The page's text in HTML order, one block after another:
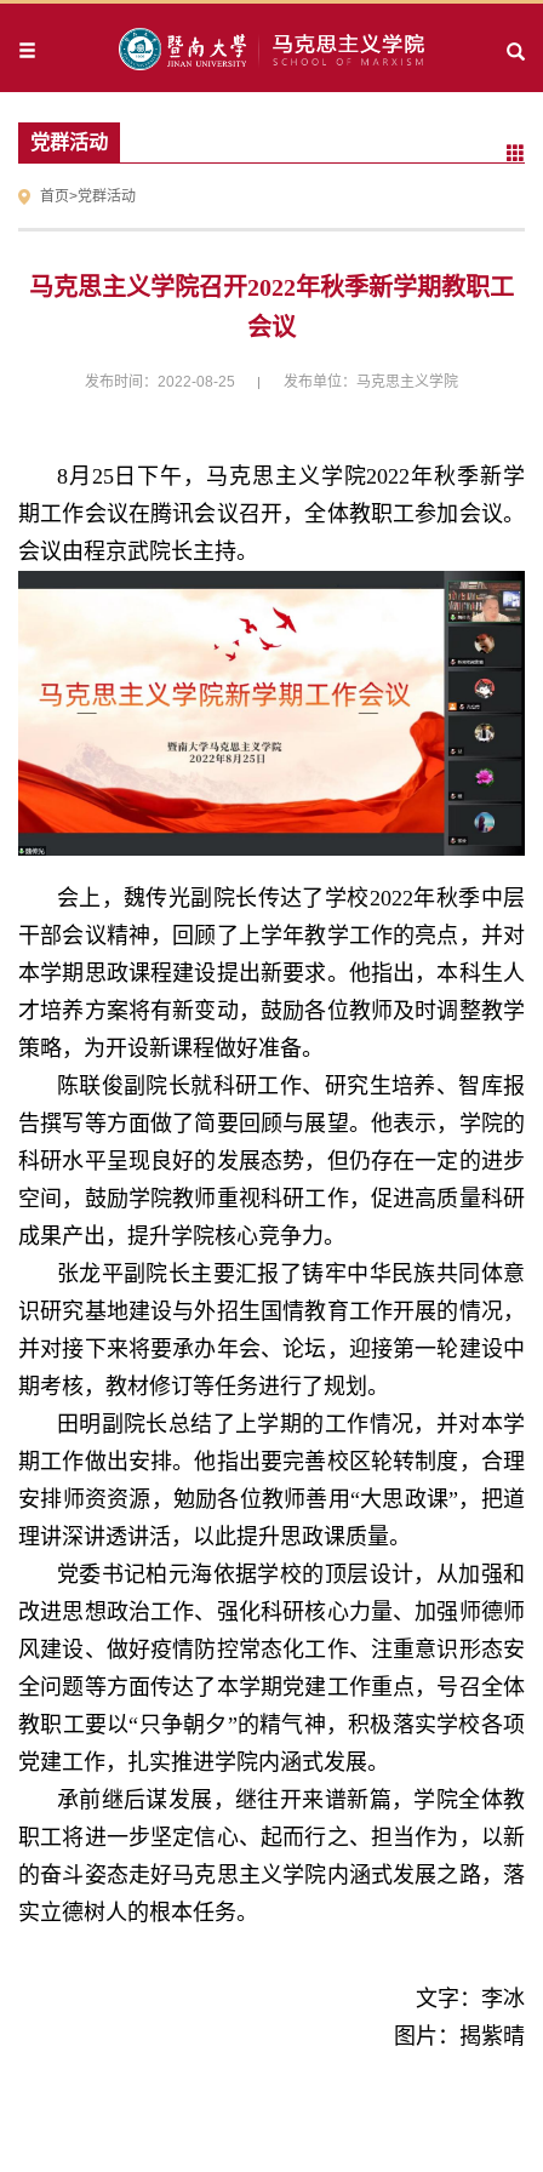
党群活动
首页>党群活动
马克思主义学院召开2022年秋季新学期教职工
会议
发布时间：2022-08-25 发布单位：马克思主义学院
8月 25日下午，马克思主义学院2022年秋季新学
期工作会议在腾讯会议召开，全体教职工参加会议。
会议由程京武院长主持。
会上，魏传光副院长传达了学校2022年秋季中层
干部会议精神，回顾了上学年教学工作的亮点，并对
本学期思政课程建设提出新要求。他指出，本科生人
才培养方案将有新变动，鼓励各位教师及时调整教学
策略，为开设新课程做好准备。
陈联俊副院长就科研工作、研究生培养、智库报
告撰写等方面做了简要回顾与展望。他表示，学院的
科研水平呈现良好的发展态势，但仍存在一定的进步
空间，鼓励学院教师重视科研工作，促进高质量科研
成果产出，提升学院核心竞争力。
张龙平副院长主要汇报了铸牢中华民族共同体意
识研究基地建设与外招生国情教育工作开展的情况，
并对接下来将要承办年会、论坛，迎接第一轮建设中
期考核，教材修订等任务进行了规划。
田明副院长总结了上学期的工作情况，并对本学
期工作做出安排。他指出要完善校区轮转制度，合理
安排师资资源，勉励各位教师善用“大思政课”，把道
理讲深讲透讲活，以此提升思政课质量。
党委书记柏元海依据学校的顶层设计，从加强和
改进思想政治工作、强化科研核心力量、加强师德师
风建设、做好疫情防控常态化工作、注重意识形态安
全问题等方面传达了本学期党建工作重点，号召全体
教职工要以“只争朝夕”的精气神，积极落实学校各项
党建工作，扎实推进学院内涵式发展。
承前继后谋发展，继往开来谱新篇，学院全体教
职工将进一步坚定信心、起而行之、担当作为，以新
的奋斗姿态走好马克思主义学院内涵式发展之路，落
实立德树人的根本任务。
文字：李冰
图片：揭紫晴